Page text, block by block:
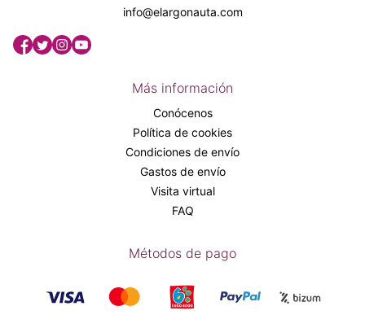
info@elargonauta.com
Más información
Conócenos
Política de cookies
Condiciones de envío
Gastos de envío
Visita virtual
FAQ
Métodos de pago